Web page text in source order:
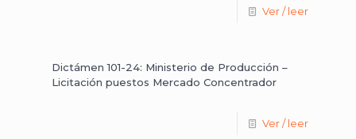
Ver / leer
Dictámen 101-24: Ministerio de Producción –
Licitación puestos Mercado Concentrador
Ver / leer